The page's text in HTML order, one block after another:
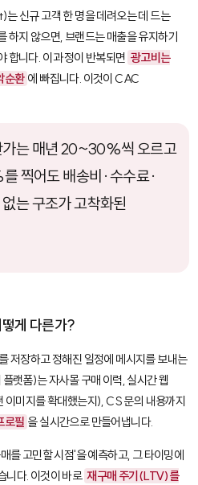
는 신규 고객 한 명을 데려오는 데 드는
하지 않으면, 브랜드는 매출을 유지하기
합니다. 이 과정이 반복되면 광고비는
순환 에 빠집니다. 이것이 CAC
는 매년 20~30%씩 오르고
찍어도 배송비·수수료·
는 구조가 고착화된
게 다른가?
저장하고 정해진 일정에 메시지를 보내는
랫폼)는 자사몰 구매 이력, 실시간 웹
이미지를 확대했는지), CS 문의 내용까지
로필 을 실시간으로 만들어냅니다.
를 고민할 시점'을 예측하고, 그 타이밍에
니다. 이것이 바로 재구매 주기(LTV)를